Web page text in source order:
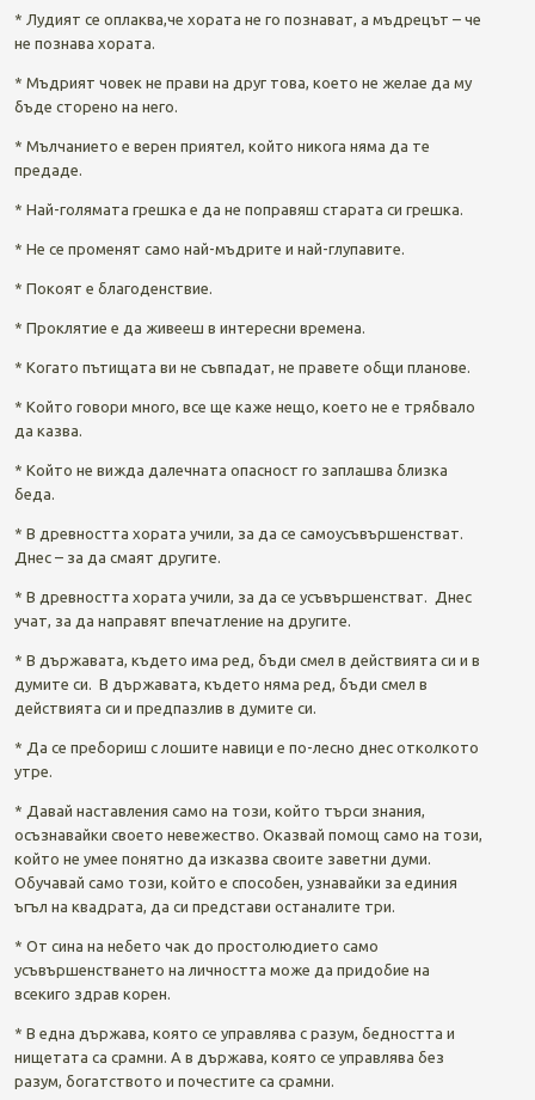
* Лудият се оплаква,че хората не го познават, а мъдрецът – че
не познава хората.
* Мъдрият човек не прави на друг това, което не желае да му
бъде сторено на него.
* Мълчанието е верен приятел, който никога няма да те
предаде.
* Най-голямата грешка е да не поправяш старата си грешка.
* Не се променят само най-мъдрите и най-глупавите.
* Покоят е благоденствие.
* Проклятие е да живееш в интересни времена.
* Когато пътищата ви не съвпадат, не правете общи планове.
* Който говори много, все ще каже нещо, което не е трябвало
да казва.
* Който не вижда далечната опасност го заплашва близка
беда.
* В древността хората учили, за да се самоусъвършенстват.
Днес – за да смаят другите.
* В древността хората учили, за да се усъвършенстват. Днес
учат, за да направят впечатление на другите.
* В държавата, където има ред, бъди смел в действията си и в
думите си. В държавата, където няма ред, бъди смел в
действията си и предпазлив в думите си.
* Да се пребориш с лошите навици е по-лесно днес отколкото
утре.
* Давай наставления само на този, който търси знания,
осъзнавайки своето невежество. Оказвай помощ само на този,
който не умее понятно да изказва своите заветни думи.
Обучавай само този, който е способен, узнавайки за единия
ъгъл на квадрата, да си представи останалите три.
* От сина на небето чак до простолюдието само
усъвършенстването на личността може да придобие на
всекиго здрав корен.
* В една държава, която се управлява с разум, бедността и
нищетата са срамни. А в държава, която се управлява без
разум, богатството и почестите са срамни.